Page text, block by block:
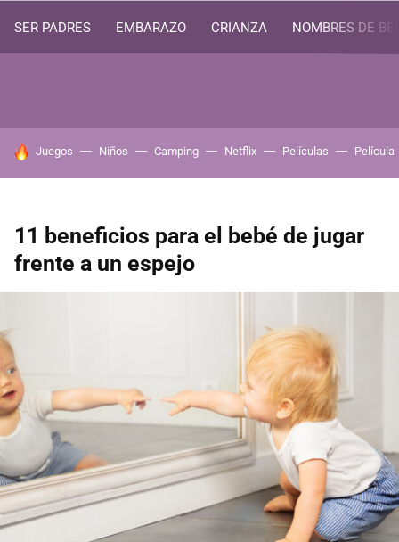
SER PADRES EMBARAZO CRIANZA NOMBRES DE
HOY SE HABLA DE
Juegos Niños Camping Netflix Películas Película
11 beneficios para el bebé de jugar
frente a un espejo